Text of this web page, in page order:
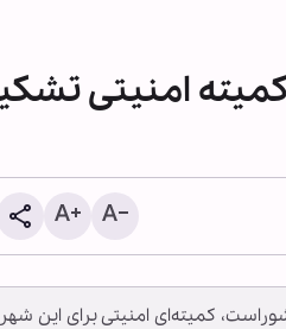
امنيتی
کمیته‌ای امنیتی برای این شهر
معرفتِ سیدالشهداء